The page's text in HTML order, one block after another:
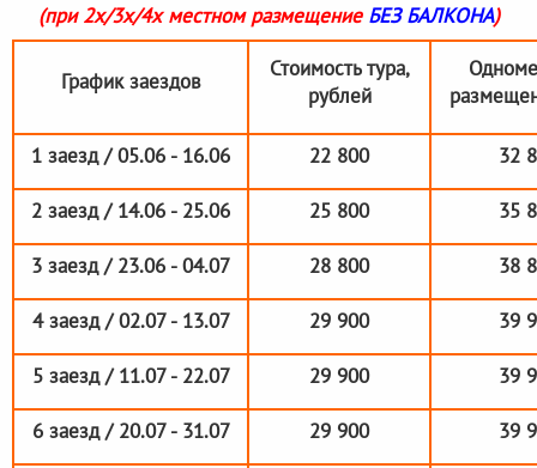
(при 2х/3х/4х местном размещение БЕЗ БАЛКОНА)
График заездов
Стоимость тура,
рублей
1 заезд / 05.06 - 16.06 22 800 32
2 заезд / 14.06 - 25.06 25 800 35
3 заезд / 23.06 - 04.07 28 800 38
4 заезд / 02.07 - 13.07 29 900 39
5 заезд / 11.07 - 22.07 29 900 39
6 заезд / 20.07 - 31.07 29 900 39